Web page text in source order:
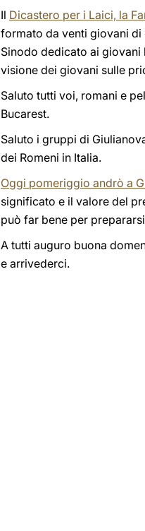
Il Dicastero per i Laici, la
formato da venti giovani di
Sinodo dedicato ai giovani
visione dei giovani sulle
Saluto tutti voi, romani e
Bucarest.
Saluto i gruppi di
dei Romeni in Italia.
Oggi pomeriggio andrò a
significato e il valore del
può far bene per
A tutti auguro buona
e arrivederci.